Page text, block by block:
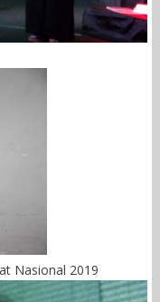
Nasional 2019